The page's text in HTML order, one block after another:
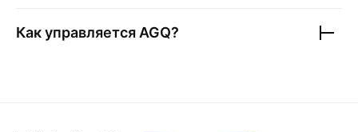
Как управляется AGQ?